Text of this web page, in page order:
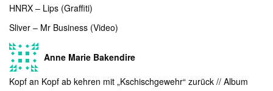
HNRX – Lips (Graffiti)
Sliver – Mr Business (Video)
Anne Marie Bakendire
Kopf an Kopf ab kehren mit „Kschischgewehr“ zurück // Album